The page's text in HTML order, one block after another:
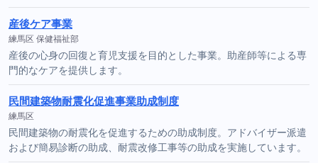
産後ケア事業
練馬区 保健福祉部
産後の心身の回復と育児支援を目的とした事業。助産師等による専
門的なケアを提供します。
民間建築物耐震化促進事業助成制度
練馬区
民間建築物の耐震化を促進するための助成制度。アドバイザー派遣
および簡易診断の助成、耐震改修工事等の助成を実施しています。